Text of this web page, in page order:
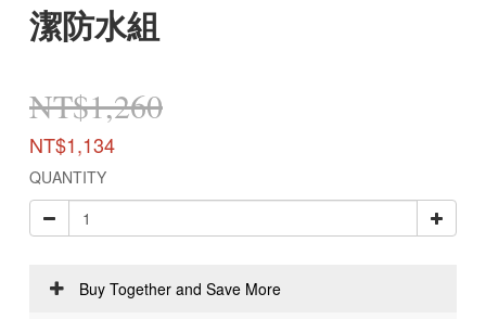
潔防水組
NT$1,260
NT$1,134
QUANTITY
Buy Together and Save More